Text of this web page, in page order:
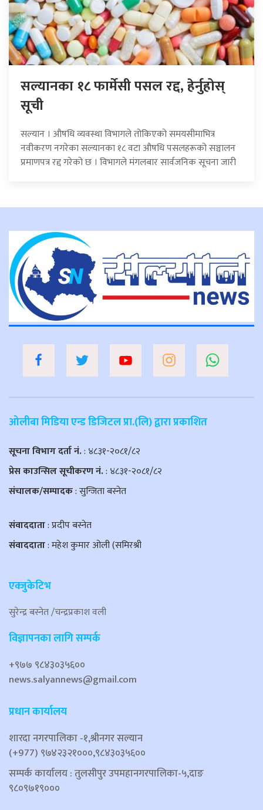
सल्यानका १८ फार्मेसी पसल रद्द, हेर्नुहोस्
सूची
सल्यान । औषधि व्यवस्था विभागले तोकिएको समयसीमाभित्र
नवीकरण नगरेका सल्यानका १८ वटा औषधि पसलहरूको सञ्चालन
प्रमाणपत्र रद्द गरेको छ । विभागले मंगलबार सार्वजनिक सूचना जारी
ओलीबा मिडिया एन्ड डिजिटल प्रा.(लि) द्वारा प्रकाशित
सूचना विभाग दर्ता नं.: ४८३१-२०८१/८२
प्रेस काउन्सिल सूचीकरण नं.: ४८३१-२०८१/८२
संचालक/सम्पादक: सुन्जिता बस्नेत
संवाददाता: प्रदीप बस्नेत
संवाददाता: महेश कुमार ओली (समिरश्री
एक्जुकेटिभ
सुरेन्द्र बस्नेत /चन्द्रप्रकाश वली
विज्ञापनका लागि सम्पर्क
+९७७ ९८४३०३५६००
news.salyannews@gmail.com
प्रधान कार्यालय
शारदा नगरपालिका ‐१,श्रीनगर सल्यान
(+977) ९७४२३२१०००,९८४३०३५६००
सम्पर्क कार्यालय : तुलसीपुर उपमहानगरपालिका-५,दाङ
९८०९७१९०००